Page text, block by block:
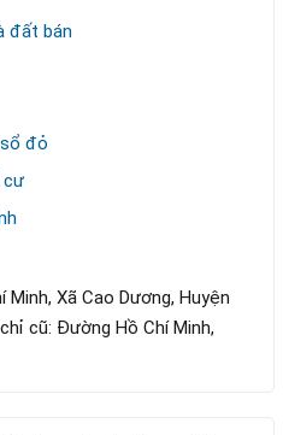
đất bán
đỏ
Minh, Xã Cao Dương, Huyện
cũ: Đường Hồ Chí Minh,